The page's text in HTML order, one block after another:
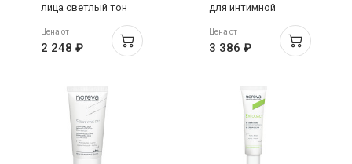
лица светлый тон
очищающий гель
100мл
Цена от
2 248 ₽
для интимной
помпа 500мл
Цена от
3 386 ₽